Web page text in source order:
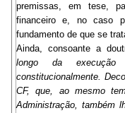
premissas, em tese,
financeiro e, no caso
fundamento de que se
Ainda, consoante a
longo da
constitucionalmente.
CF, que, ao mesmo
Administração, também